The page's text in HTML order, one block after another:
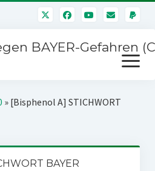
BAYER-Gefahren
Menü
öffnen
» [Bisphenol A] STICHWORT
BAYER